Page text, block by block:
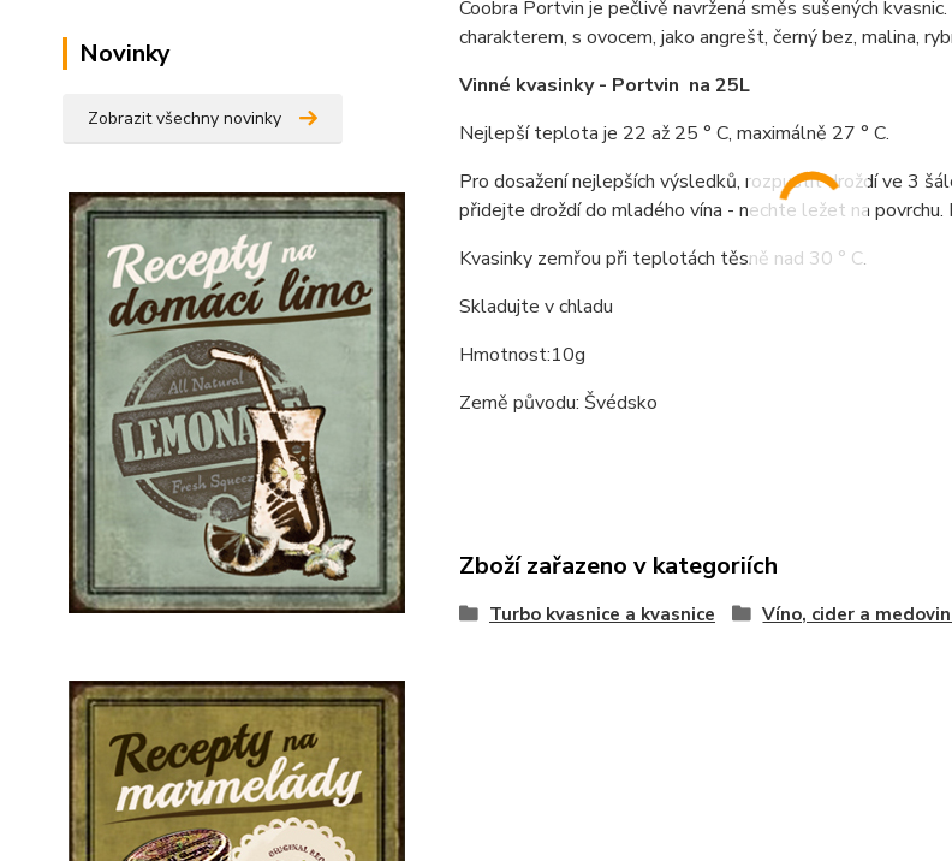
Novinky
Zobrazit všechny novinky
Coobra Portvin je pečlivě navržená směs sušených
charakterem, s ovocem, jako angrešt, černý bez, malina,
Vinné kvasinky - Portvin na 25L
Nejlepší teplota je 22 až 25 ° C, maximálně 27 ° C.
Pro dosažení nejlepších výsledků, rozpustit droždí ve 3
přidejte droždí do mladého vína - nechte ležet na
Kvasinky zemřou při teplotách těsně nad 30 ° C.
Skladujte v chladu
Hmotnost:10g
Země původu: Švédsko
Zboží zařazeno v kategoriích
Turbo kvasnice a kvasnice Víno, cider a